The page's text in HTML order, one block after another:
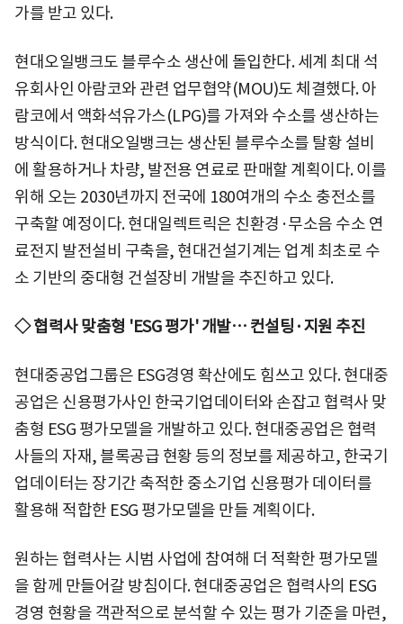
가를 받고 있다.
현대오일뱅크도 블루수소 생산에 돌입한다. 세계 최대 석
유회사인 아람코와 관련 업무협약(MOU)도 체결했다. 아
람코에서 액화석유가스(LPG)를 가져와 수소를 생산하는
방식이다. 현대오일뱅크는 생산된 블루수소를 탈황 설비
에 활용하거나 차량, 발전용 연료로 판매할 계획이다. 이를
위해 오는 2030년까지 전국에 180여개의 수소 충전소를
구축할 예정이다. 현대일렉트릭은 친환경·무소음 수소 연
료전지 발전설비 구축을, 현대건설기계는 업계 최초로 수
소 기반의 중대형 건설장비 개발을 추진하고 있다.
◇ 협력사 맞춤형 'ESG 평가' 개발… 컨설팅·지원 추진
현대중공업그룹은 ESG경영 확산에도 힘쓰고 있다. 현대중
공업은 신용평가사인 한국기업데이터와 손잡고 협력사 맞
춤형 ESG 평가모델을 개발하고 있다. 현대중공업은 협력
사들의 자재, 블록공급 현황 등의 정보를 제공하고, 한국기
업데이터는 장기간 축적한 중소기업 신용평가 데이터를
활용해 적합한 ESG 평가모델을 만들 계획이다.
원하는 협력사는 시범 사업에 참여해 더 적확한 평가모델
을 함께 만들어갈 방침이다. 현대중공업은 협력사의 ESG
경영 현황을 객관적으로 분석할 수 있는 평가 기준을 마련,